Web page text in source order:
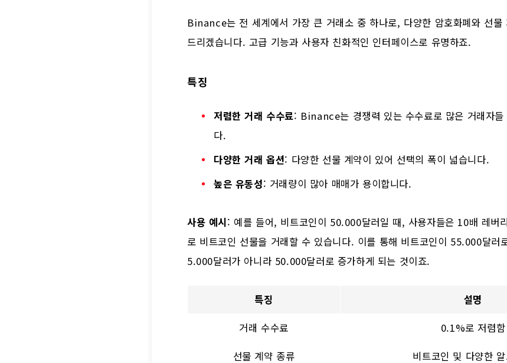
Binance는 전 세계에서 가장 큰 거래소 중 하나로, 다양한 암호화폐와 선물
드리겠습니다. 고급 기능과 사용자 친화적인 인터페이스로 유명하죠.
특징
저렴한 거래 수수료: Binance는 경쟁력 있는 수수료로 많은 거래자들
다.
다양한 거래 옵션: 다양한 선물 계약이 있어 선택의 폭이 넓습니다.
높은 유동성: 거래량이 많아 매매가 용이합니다.
사용 예시: 예를 들어, 비트코인이 50.000달러일 때, 사용자들은 10배 레버
로 비트코인 선물을 거래할 수 있습니다. 이를 통해 비트코인이 55.000달러
5.000달러가 아니라 50.000달러로 증가하게 되는 것이죠.
특징
설명
거래 수수료
0.1%로 저렴함
선물 계약 종류
비트코인 및 다양한 알